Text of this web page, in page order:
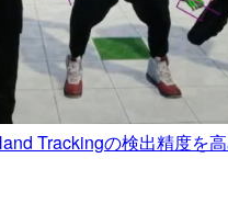
Trackingの検出精度を